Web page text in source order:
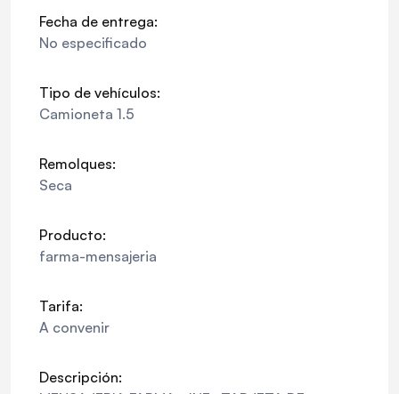
Fecha de entrega:
No especificado
Tipo de vehículos:
Camioneta 1.5
Remolques:
Seca
Producto:
farma-mensajeria
Tarifa:
A convenir
Descripción: